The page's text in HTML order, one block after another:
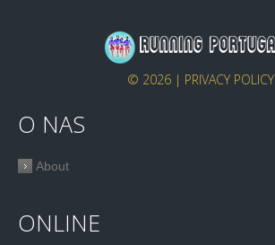
© 2026 | PRIVACY POLICY
O NAS
About
ONLINE